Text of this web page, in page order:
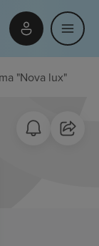
"Nova lux"